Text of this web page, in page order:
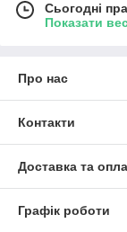
Сьогодні
Показати
Про нас
Контакти
Доставка та
Графік роботи